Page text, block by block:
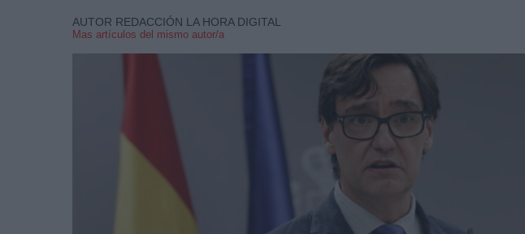
AUTOR REDACCIÓN LA HORA DIGITAL
Mas artículos del mismo autor/a